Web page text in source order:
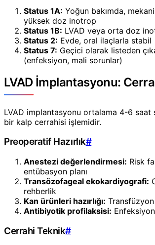
Status 1A: Yoğun bakımda,
yüksek doz inotrop
Status 1B: LVAD veya orta doz
Status 2: Evde, oral ilaçlarla stabil
Status 7: Geçici olarak listeden
(enfeksiyon, mali sorunlar)
LVAD İmplantasyonu:
LVAD implantasyonu ortalama 4-6 saat
bir kalp cerrahisi işlemidir.
Preoperatif Hazırlık#
Anestezi değerlendirmesi: Risk
entübasyon planı
Transözofageal ekokardiyografi:
rehberlik
Kan ürünleri hazırlığı:
Antibiyotik profilaksisi:
Cerrahi Teknik#